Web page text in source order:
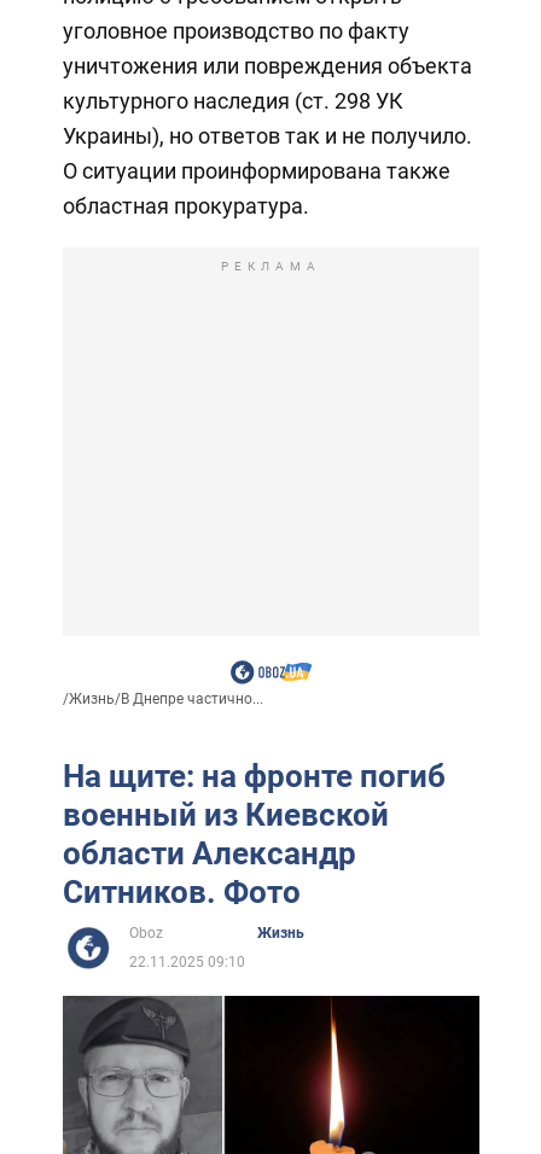
уголовное производство по факту
уничтожения или повреждения объекта
культурного наследия (ст. 298 УК
Украины), но ответов так и не получило.
О ситуации проинформирована также
областная прокуратура.
РЕКЛАМА
/Жизнь/В Днепре частично...
На щите: на фронте погиб
военный из Киевской
области Александр
Ситников. Фото
Oboz
Жизнь
22.11.2025 09:10